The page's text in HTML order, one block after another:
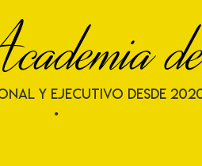
Y EJECUTIVO desde
•